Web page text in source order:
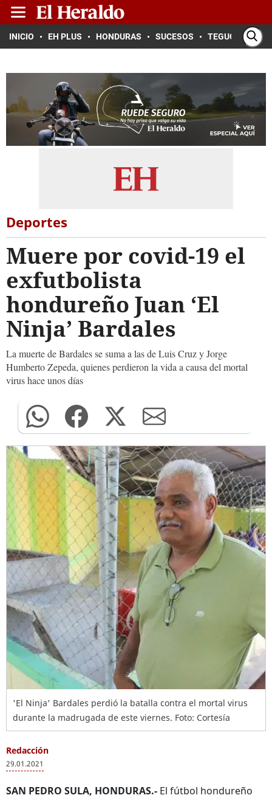
INICIO EH PLUS HONDURAS SUCESOS TEGUCIGALPA
Deportes
Muere por covid-19 el
exfutbolista
hondureño Juan ‘El
Ninja’ Bardales
La muerte de Bardales se suma a las de Luis Cruz y Jorge
Humberto Zepeda, quienes perdieron la vida a causa del mortal
virus hace unos días
'El Ninja' Bardales perdió la batalla contra el mortal virus
durante la madrugada de este viernes. Foto: Cortesía
Redacción
29.01.2021
SAN PEDRO SULA, HONDURAS.- El fútbol hondureño